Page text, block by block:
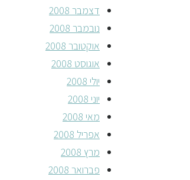
דצמבר 2008
נובמבר 2008
אוקטובר 2008
אוגוסט 2008
יולי 2008
יוני 2008
מאי 2008
אפריל 2008
מרץ 2008
פברואר 2008